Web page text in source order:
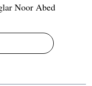
Noor Abed